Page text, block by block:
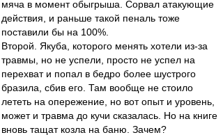
мяча в момент обыгрыша. Сорвал атакующие
действия, и раньше такой пеналь тоже
поставили бы на 100%.
Второй. Якуба, которого менять хотели из-за
травмы, но не успели, просто не успел на
перехват и попал в бедро более шустрого
бразила, сбив его. Там вообще не стоило
лететь на опережение, но вот опыт и уровень,
может и травма до кучи сказалась. Но на книге
вновь тащат козла на баню. Зачем?